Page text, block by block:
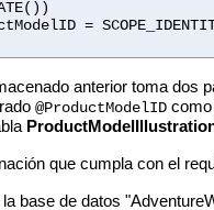
=
anterior toma dos
@ProductModelIDcomo
que cumpla con el
base de datos